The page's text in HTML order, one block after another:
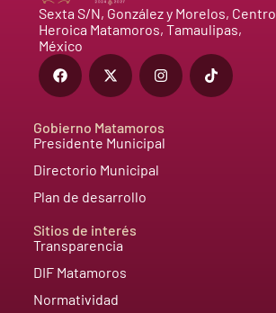
Sexta S/N, González y Morelos, Centro
Heroica Matamoros, Tamaulipas,
México
Gobierno Matamoros
Presidente Municipal
Directorio Municipal
Plan de desarrollo
Sitios de interés
Transparencia
DIF Matamoros
Normatividad